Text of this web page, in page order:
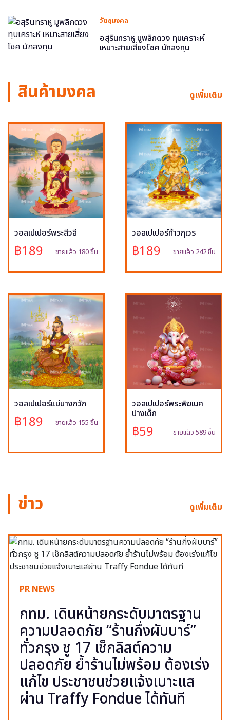
วัตถุมงคล
อสุรินทราหู มูพลิกดวง ทุบเคราะห์
เหมาะสายเสี่ยงโชค นักลงทุน
สินค้ามงคล ดูเพิ่มเติม
วอลเปเปอร์พระสีวลี
฿189 ขายแล้ว 180 ชิ้น
วอลเปเปอร์ท้าวกุเวร
฿189 ขายแล้ว 242 ชิ้น
วอลเปเปอร์แม่นางกวัก
฿189 ขายแล้ว 155 ชิ้น
วอลเปเปอร์พระพิฆเนศ
ปางเด็ก
฿59 ขายแล้ว 589 ชิ้น
ข่าว ดูเพิ่มเติม
PR NEWS
กทม. เดินหน้ายกระดับมาตรฐาน
ความปลอดภัย “ร้านกึ่งผับบาร์”
ทั่วกรุง ชู 17 เช็กลิสต์ความ
ปลอดภัย ย้ำร้านไม่พร้อม ต้องเร่ง
แก้ไข ประชาชนช่วยแจ้งเบาะแส
ผ่าน Traffy Fondue ได้ทันที